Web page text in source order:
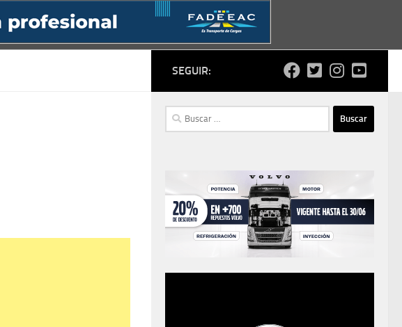
SEGUIR:
Buscar: